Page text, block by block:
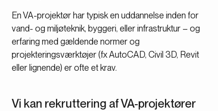
En VA-projektør har typisk en uddannelse inden for
vand- og miljøteknik, byggeri, eller infrastruktur – og
erfaring med gældende normer og
projekteringsværktøjer (fx AutoCAD, Civil 3D, Revit
eller lignende) er ofte et krav.
Vi kan rekruttering af VA-projektører